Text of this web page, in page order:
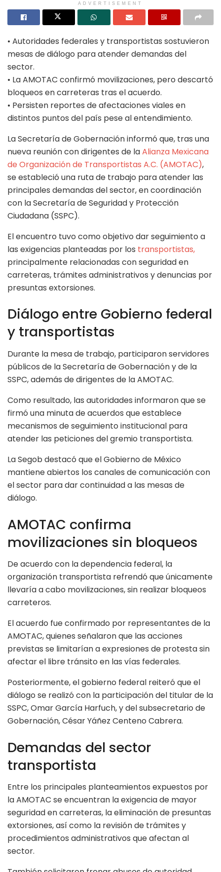
ADVERTISEMENT
• Autoridades federales y transportistas sostuvieron
mesas de diálogo para atender demandas del
sector.
• La AMOTAC confirmó movilizaciones, pero descartó
bloqueos en carreteras tras el acuerdo.
• Persisten reportes de afectaciones viales en
distintos puntos del país pese al entendimiento.
La Secretaría de Gobernación informó que, tras una
nueva reunión con dirigentes de laAlianza Mexicana
de Organización de Transportistas A.C. (AMOTAC),
se estableció una ruta de trabajo para atender las
principales demandas del sector, en coordinación
con la Secretaría de Seguridad y Protección
Ciudadana (SSPC).
El encuentro tuvo como objetivo dar seguimiento a
las exigencias planteadas por los transportistas,
principalmente relacionadas con seguridad en
carreteras, trámites administrativos y denuncias por
presuntas extorsiones.
Diálogo entre Gobierno federal
y transportistas
Durante la mesa de trabajo, participaron servidores
públicos de la Secretaría de Gobernación y de la
SSPC, además de dirigentes de la AMOTAC.
Como resultado, las autoridades informaron que se
firmó una minuta de acuerdos que establece
mecanismos de seguimiento institucional para
atender las peticiones del gremio transportista.
La Segob destacó que el Gobierno de México
mantiene abiertos los canales de comunicación con
el sector para dar continuidad a las mesas de
diálogo.
AMOTAC confirma
movilizaciones sin bloqueos
De acuerdo con la dependencia federal, la
organización transportista refrendó que únicamente
llevaría a cabo movilizaciones, sin realizar bloqueos
carreteros.
El acuerdo fue confirmado por representantes de la
AMOTAC, quienes señalaron que las acciones
previstas se limitarían a expresiones de protesta sin
afectar el libre tránsito en las vías federales.
Posteriormente, el gobierno federal reiteró que el
diálogo se realizó con la participación del titular de la
SSPC, Omar García Harfuch, y del subsecretario de
Gobernación, César Yáñez Centeno Cabrera.
Demandas del sector
transportista
Entre los principales planteamientos expuestos por
la AMOTAC se encuentran la exigencia de mayor
seguridad en carreteras, la eliminación de presuntas
extorsiones, así como la revisión de trámites y
procedimientos administrativos que afectan al
sector.